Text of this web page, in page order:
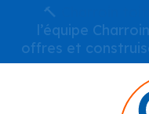
🔨
l’équipe
offres et